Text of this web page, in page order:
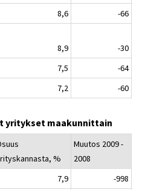
8,6
-66
8,9
-30
7,5
-64
7,2 -60
yritykset maakunnittain
%
Muutos 2009 -
2008
7,9
-998